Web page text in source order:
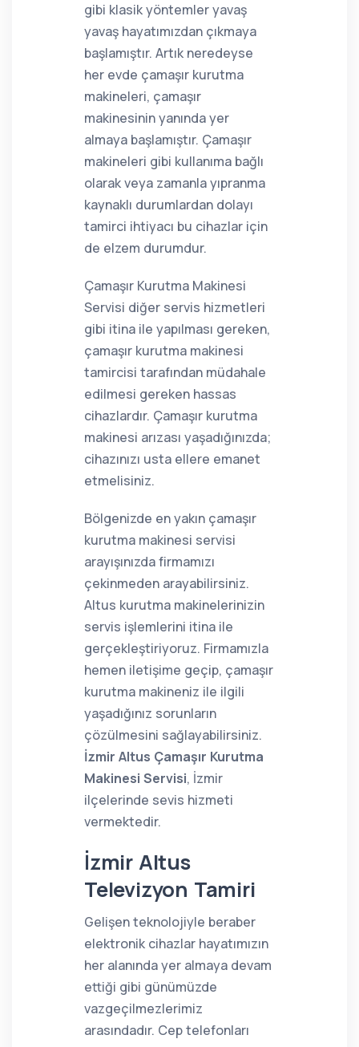
gibi klasik yöntemler yavaş
yavaş hayatımızdan çıkmaya
başlamıştır. Artık neredeyse
her evde çamaşır kurutma
makineleri, çamaşır
makinesinin yanında yer
almaya başlamıştır. Çamaşır
makineleri gibi kullanıma bağlı
olarak veya zamanla yıpranma
kaynaklı durumlardan dolayı
tamirci ihtiyacı bu cihazlar için
de elzem durumdur.
Çamaşır Kurutma Makinesi
Servisi diğer servis hizmetleri
gibi itina ile yapılması gereken,
çamaşır kurutma makinesi
tamircisi tarafından müdahale
edilmesi gereken hassas
cihazlardır. Çamaşır kurutma
makinesi arızası yaşadığınızda;
cihazınızı usta ellere emanet
etmelisiniz.
Bölgenizde en yakın çamaşır
kurutma makinesi servisi
arayışınızda firmamızı
çekinmeden arayabilirsiniz.
Altus kurutma makinelerinizin
servis işlemlerini itina ile
gerçekleştiriyoruz. Firmamızla
hemen iletişime geçip, çamaşır
kurutma makineniz ile ilgili
yaşadığınız sorunların
çözülmesini sağlayabilirsiniz.
İzmir Altus Çamaşır Kurutma
Makinesi Servisi, İzmir
ilçelerinde sevis hizmeti
vermektedir.
İzmir Altus
Televizyon Tamiri
Gelişen teknolojiyle beraber
elektronik cihazlar hayatımızın
her alanında yer almaya devam
ettiği gibi günümüzde
vazgeçilmezlerimiz
arasındadır. Cep telefonları